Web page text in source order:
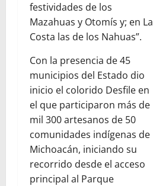
festividades de los
Mazahuas y Otomís y; en La
Costa las de los Nahuas”.
Con la presencia de 45
municipios del Estado dio
inicio el colorido Desfile en
el que participaron más de
mil 300 artesanos de 50
comunidades indígenas de
Michoacán, iniciando su
recorrido desde el acceso
principal al Parque